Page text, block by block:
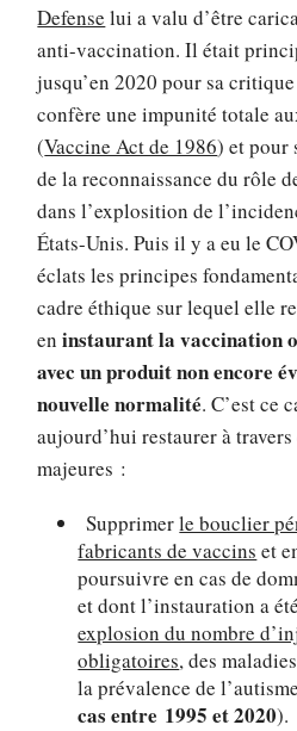
Defense lui a valu d’être
anti-vaccination. Il était
jusqu’en 2020 pour sa
confère une impunité totale
(Vaccine Act de 1986) et pour
de la reconnaissance du rôle
dans l’explosition de
États-Unis. Puis il y a eu le
éclats les principes
cadre éthique sur lequel elle
eninstaurant la vaccination
avec un produit non encore
nouvelle normalité. C’est ce
aujourd’hui restaurer à
majeures :
Supprimerle bouclier
fabricants de vaccins et
poursuivre en cas de
et dont l’instauration a
explosion du nombre
obligatoires, des
la prévalence de
cas entre 1995 et 2020).